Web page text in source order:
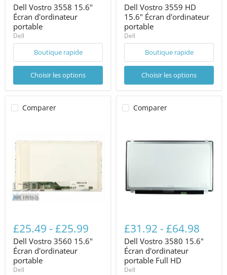
Dell Vostro 3558 15.6"
Écran d'ordinateur
portable
Dell
Boutique rapide
Choisir les options
Dell Vostro 3559 HD
15.6" Écran d'ordinateur
portable
Dell
Boutique rapide
Choisir les options
Comparer
£25.49 - £25.99
Dell Vostro 3560 15.6"
Écran d'ordinateur
portable
Dell
Comparer
£31.92 - £64.98
Dell Vostro 3580 15.6"
Écran d'ordinateur
portable Full HD
Dell